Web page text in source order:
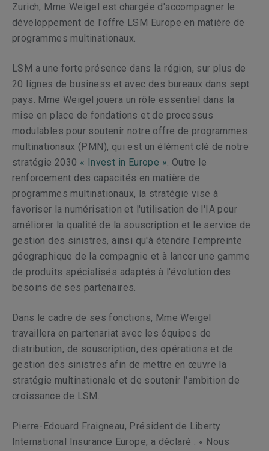
Zurich, Mme Weigel est chargée d'accompagner le
développement de l'offre LSM Europe en matière de
programmes multinationaux.
LSM a une forte présence dans la région, sur plus de
20 lignes de business et avec des bureaux dans sept
pays. Mme Weigel jouera un rôle essentiel dans la
mise en place de fondations et de processus
modulables pour soutenir notre offre de programmes
multinationaux (PMN), qui est un élément clé de notre
stratégie 2030 « Invest in Europe ». Outre le
renforcement des capacités en matière de
programmes multinationaux, la stratégie vise à
favoriser la numérisation et l'utilisation de l'IA pour
améliorer la qualité de la souscription et le service de
gestion des sinistres, ainsi qu'à étendre l'empreinte
géographique de la compagnie et à lancer une gamme
de produits spécialisés adaptés à l'évolution des
besoins de ses partenaires.
Dans le cadre de ses fonctions, Mme Weigel
travaillera en partenariat avec les équipes de
distribution, de souscription, des opérations et de
gestion des sinistres afin de mettre en œuvre la
stratégie multinationale et de soutenir l'ambition de
croissance de LSM.
Pierre-Edouard Fraigneau, Président de Liberty
International Insurance Europe, a déclaré : « Nous